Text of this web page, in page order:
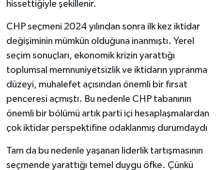
hissettiğiyle şekillenir.
CHP seçmeni 2024 yılından sonra ilk kez iktidar
değişiminin mümkün olduğuna inanmıştı. Yerel
seçim sonuçları, ekonomik krizin yarattığı
toplumsal memnuniyetsizlik ve iktidarın yıpranma
düzeyi, muhalefet açısından önemli bir fırsat
penceresi açmıştı. Bu nedenle CHP tabanının
önemli bir bölümü artık parti içi hesaplaşmalardan
çok iktidar perspektifine odaklanmış durumdaydı
Tam da bu nedenle yaşanan liderlik tartışmasının
seçmende yarattığı temel duygu öfke. Çünkü
Yurt
2024 Seçim Sonuçları